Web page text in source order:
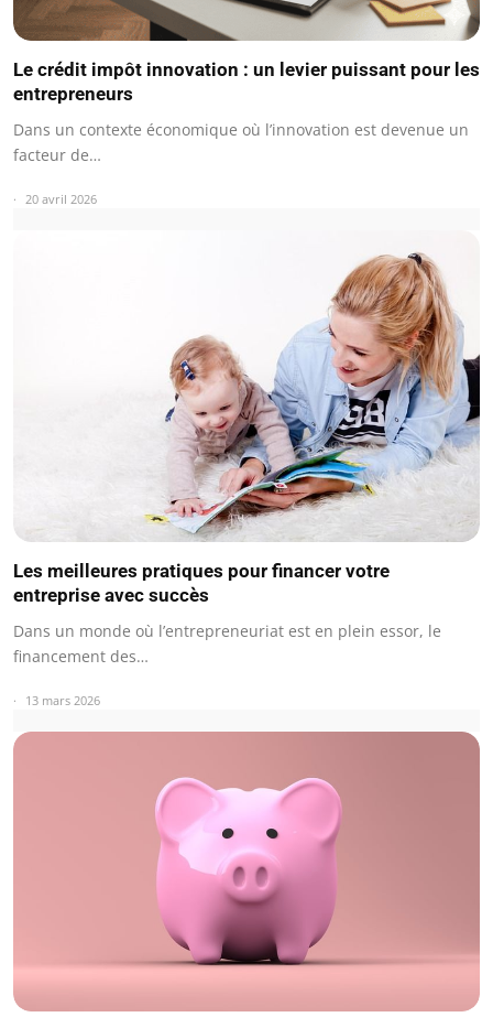
Le crédit impôt innovation : un levier puissant pour les
entrepreneurs
Dans un contexte économique où l’innovation est devenue un
facteur de…
20 avril 2026
Les meilleures pratiques pour financer votre
entreprise avec succès
Dans un monde où l’entrepreneuriat est en plein essor, le
financement des…
13 mars 2026